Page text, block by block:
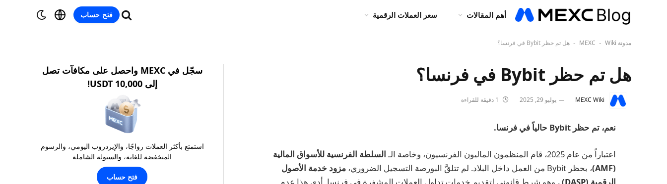
أهم المقالات سعر العملات الرقمية فتح حساب
مدونة MEXC - Wiki
- هل تم حظر Bybit في فرنسا؟
هل تم حظر Bybit في فرنسا؟
MEXC Wiki يوليو 29, 2025
نعم، تم حظر Bybit حالياً في فرنسا.
اعتباراً من عام 2025، قام المنظمون الماليون الفرنسيون، وخاصة الـ
السلطة الفرنسية للأسواق المالية
(AMF)
، بحظر Bybit من العمل داخل البلاد. لم تتلقَّ البورصة التسجيل الضروري،
مزود خدمة الأصول
الرقمية (DASP)
، وهو شرط قانوني لتقديم خدمات تداول العملات المشفرة في فرنسا. أدى هذا عدم
سجّل في MEXC واحصل على مكافآت تصل
إلى 10,000 USDT!
استمتع بأكثر العملات رواجًا، والإيردروب اليومي، والرسوم
المنخفضة للغاية، والسيولة الشاملة
فتح حساب